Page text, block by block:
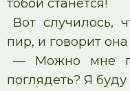
тобой станется!
Вот случилось,
пир, и говорит
— Можно мне
поглядеть? Я буду